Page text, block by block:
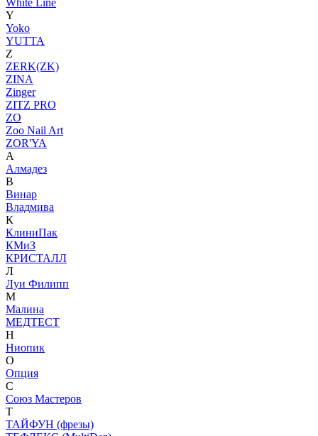
White Line
Y
Yoko
YUTTA
Z
ZERK(ZK)
ZINA
Zinger
ZITZ PRO
ZO
Zoo Nail Art
ZOR'YA
А
Алмадез
В
Винар
Владмива
К
КлиниПак
КМиЗ
КРИСТАЛЛ
Л
Луи Филипп
М
Малина
МЕДТЕСТ
Н
Ниопик
О
Опция
С
Союз Мастеров
Т
ТАЙФУН (фрезы)